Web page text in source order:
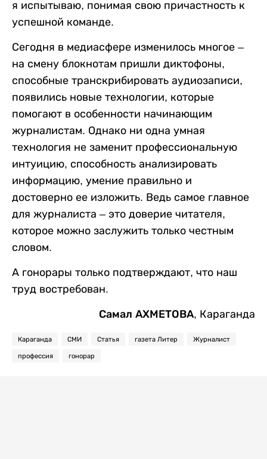
я испытываю, понимая свою причастность к
успешной команде.
Сегодня в медиасфере изменилось многое –
на смену блокнотам пришли диктофоны,
способные транскрибировать аудиозаписи,
появились новые технологии, которые
помогают в особенности начинающим
журналистам. Однако ни одна умная
технология не заменит профессиональную
интуицию, способность анализировать
информацию, умение правильно и
достоверно ее изложить. Ведь самое главное
для журналиста – это доверие читателя,
которое можно заслужить только честным
словом.
А гонорары только подтверждают, что наш
труд востребован.
Самал АХМЕТОВА, Караганда
Караганда СМИ Статья газета Литер Журналист
профессия гонорар